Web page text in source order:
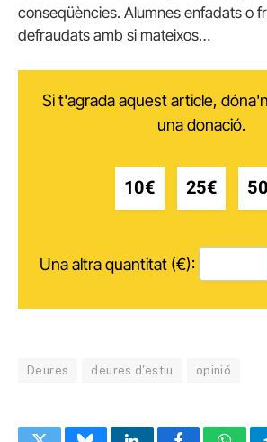
conseqüències. Alumnes enfadats o
defraudats amb si mateixos…
Si t'agrada aquest article,
una donació.
10€ 25€
Una altra quantitat (€):
Deures deures d'estiu opinió